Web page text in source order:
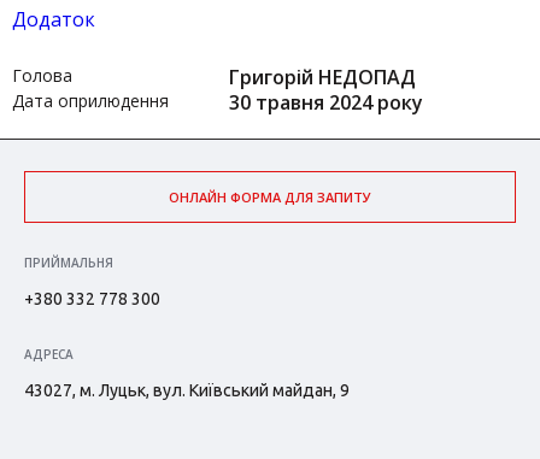
Додаток
Голова Григорій НЕДОПАД
Дата оприлюдення 30 травня 2024 року
ОНЛАЙН ФОРМА ДЛЯ ЗАПИТУ
ПРИЙМАЛЬНЯ
+380 332 778 300
АДРЕСА
43027, м. Луцьк, вул. Київський майдан, 9